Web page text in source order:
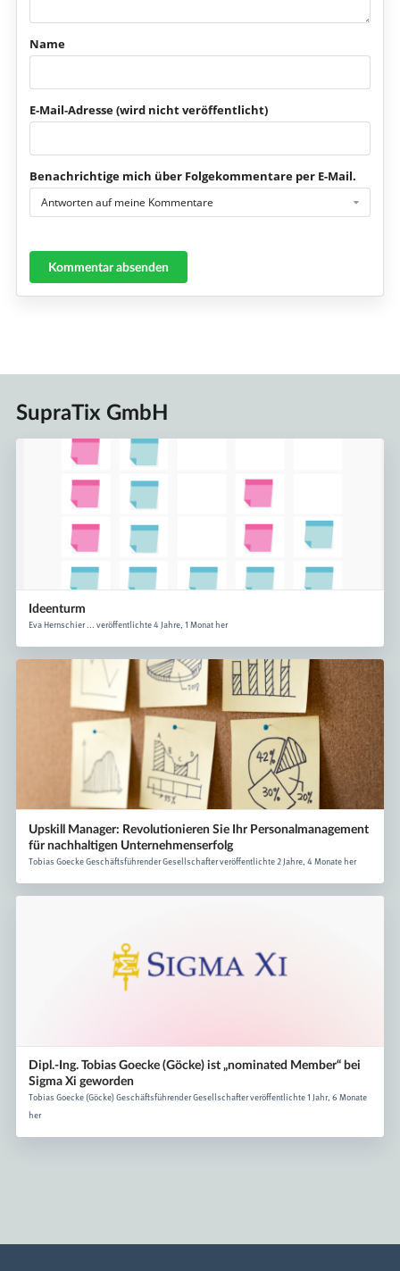
Name
E-Mail-Adresse (wird nicht veröffentlicht)
Benachrichtige mich über Folgekommentare per E-Mail.
Antworten auf meine Kommentare
Kommentar absenden
SupraTix GmbH
Ideenturm
Eva Hernschier ... veröffentlichte 4 Jahre, 1 Monat her
Upskill Manager: Revolutionieren Sie Ihr Personalmanagement
für nachhaltigen Unternehmenserfolg
Tobias Goecke Geschäftsführender Gesellschafter veröffentlichte 2 Jahre, 4 Monate her
Dipl.-Ing. Tobias Goecke (Göcke) ist „nominated Member“ bei
Sigma Xi geworden
Tobias Goecke (Göcke) Geschäftsführender Gesellschafter veröffentlichte 1 Jahr, 6 Monate
her